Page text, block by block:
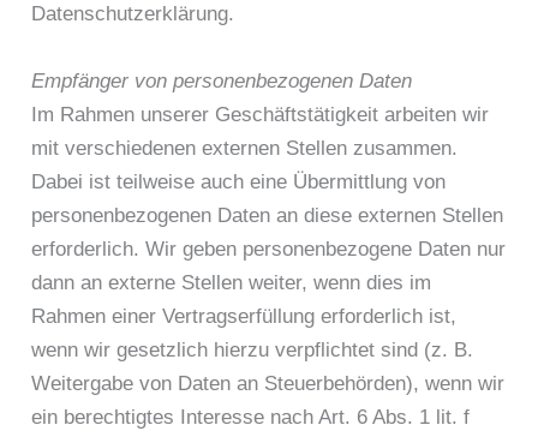
Datenschutzerklärung.
Empfänger von personenbezogenen Daten
Im Rahmen unserer Geschäftstätigkeit arbeiten wir
mit verschiedenen externen Stellen zusammen.
Dabei ist teilweise auch eine Übermittlung von
personenbezogenen Daten an diese externen Stellen
erforderlich. Wir geben personenbezogene Daten nur
dann an externe Stellen weiter, wenn dies im
Rahmen einer Vertragserfüllung erforderlich ist,
wenn wir gesetzlich hierzu verpflichtet sind (z. B.
Weitergabe von Daten an Steuerbehörden), wenn wir
ein berechtigtes Interesse nach Art. 6 Abs. 1 lit. f